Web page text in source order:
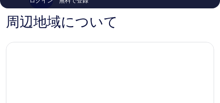
の
口
ミ
周辺地域について